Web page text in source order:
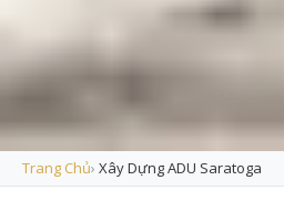
Trang Chủ› Xây Dựng ADU Saratoga